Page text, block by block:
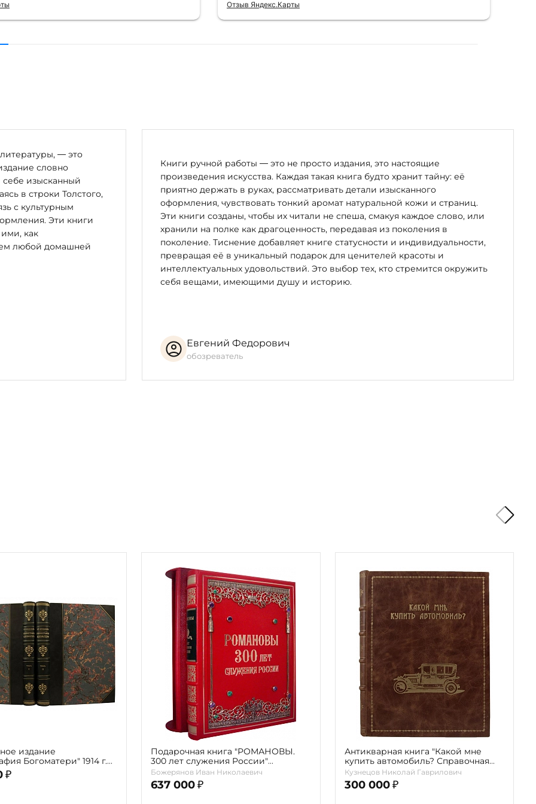
Отзыв Яндекс.Карты
— это
словно
себе изысканный
в строки Толстого,
с культурным
Эти книги
как
любой домашней
Книги ручной работы — это не просто издания, это настоящие
произведения искусства. Каждая такая книга будто хранит тайну: её
приятно держать в руках, рассматривать детали изысканного
оформления, чувствовать тонкий аромат натуральной кожи и страниц.
Эти книги созданы, чтобы их читали не спеша, смакуя каждое слово, или
хранили на полке как драгоценность, передавая из поколения в
поколение. Тиснение добавляет книге статусности и индивидуальности,
превращая её в уникальный подарок для ценителей красоты и
интеллектуальных удовольствий. Это выбор тех, кто стремится окружить
себя вещами, имеющими душу и историю.
Евгений Федорович
обозреватель
издание
Богоматери" 1914 г.
с автографом автора)
₽
Подарочная книга "РОМАНОВЫ.
300 лет служения России"
Экземпляр № 09 ППМ.17.024
Божерянов Иван Николаевич
637 000 ₽
Антикварная книга "Какой мне
купить автомобиль? Справочная
книга для автомобилистов"
Кузнецов Н.Г. 1914г.
Кузнецов Николай Гаврилович
300 000 ₽